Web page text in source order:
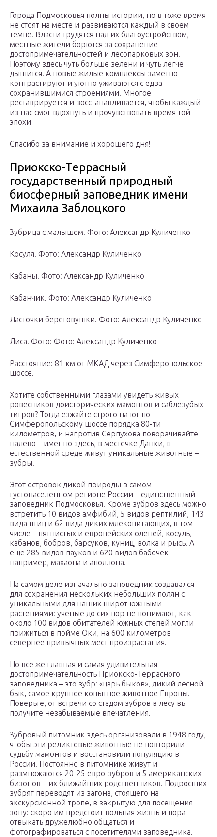
Города Подмосковья полны истории, но в тоже время
не стоят на месте и развиваются каждый в своем
темпе. Власти трудятся над их благоустройством,
местные жители борются за сохранение
достопримечательностей и лесопарковых зон.
Поэтому здесь чуть больше зелени и чуть легче
дышится. А новые жилые комплексы заметно
контрастируют и уютно уживаются с едва
сохранившимися строениями. Многое
реставрируется и восстанавливается, чтобы каждый
из нас смог вдохнуть и прочувствовать время той
эпохи
Спасибо за внимание и хорошего дня!
Приокско-Террасный
государственный природный
биосферный заповедник имени
Михаила Заблоцкого
Зубрица с малышом. Фото: Александр Куличенко
Косуля. Фото: Александр Куличенко
Кабаны. Фото: Александр Куличенко
Кабанчик. Фото: Александр Куличенко
Ласточки береговушки. Фото: Александр Куличенко
Лиса. Фото: Фото: Александр Куличенко
Расстояние: 81 км от МКАД через Симферопольское
шоссе.
Хотите собственными глазами увидеть живых
ровесников доисторических мамонтов и саблезубых
тигров? Тогда езжайте строго на юг по
Симферопольскому шоссе порядка 80-ти
километров, и напротив Серпухова поворачивайте
налево – именно здесь, в местечке Данки, в
естественной среде живут уникальные животные –
зубры.
Этот островок дикой природы в самом
густонаселенном регионе России – единственный
заповедник Подмосковья. Кроме зубров здесь можно
встретить 10 видов амфибий, 5 видов рептилий, 143
вида птиц и 62 вида диких млекопитающих, в том
числе – пятнистых и европейских оленей, косуль,
кабанов, бобров, барсуков, куниц, волка и рысь. А
еще 285 видов пауков и 620 видов бабочек –
например, махаона и аполлона.
На самом деле изначально заповедник создавался
для сохранения нескольких небольших полян с
уникальными для наших широт южными
растениями: ученые до сих пор не понимают, как
около 100 видов обитателей южных степей могли
прижиться в пойме Оки, на 600 километров
севернее привычных мест произрастания.
Но все же главная и самая удивительная
достопримечательность Приокско-Террасного
заповедника – это зубр: «царь быков», дикий лесной
бык, самое крупное копытное животное Европы.
Поверьте, от встречи со стадом зубров в лесу вы
получите незабываемые впечатления.
Зубровый питомник здесь организовали в 1948 году,
чтобы эти реликтовые животные не повторили
судьбу мамонтов и восстановили популяцию в
России. Постоянно в питомнике живут и
размножаются 20-25 евро-зубров и 5 американских
бизонов – их ближайших родственников. Подросших
зубрят переводят из загона, стоящего на
экскурсионной тропе, в закрытую для посещения
зону: скоро им предстоит вольная жизнь и пора
отвыкать дружелюбно общаться и
фотографироваться с посетителями заповедника.